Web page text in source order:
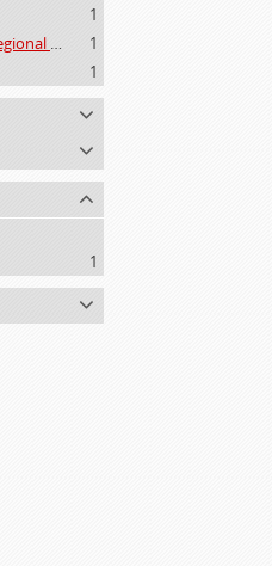
1
Biblioteca Pública e Arquivo Regional de Ponta Delgada (1841- )
1
1
1